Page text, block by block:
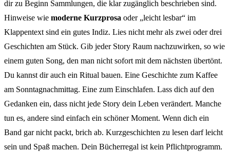
dir zu Beginn Sammlungen, die klar zugänglich beschrieben sind.
Hinweise wie moderne Kurzprosa oder „leicht lesbar“ im
Klappentext sind ein gutes Indiz. Lies nicht mehr als zwei oder drei
Geschichten am Stück. Gib jeder Story Raum nachzuwirken, so wie
einem guten Song, den man nicht sofort mit dem nächsten übertönt.
Du kannst dir auch ein Ritual bauen. Eine Geschichte zum Kaffee
am Sonntagnachmittag. Eine zum Einschlafen. Lass dich auf den
Gedanken ein, dass nicht jede Story dein Leben verändert. Manche
tun es, andere sind einfach ein schöner Moment. Wenn dich ein
Band gar nicht packt, brich ab. Kurzgeschichten zu lesen darf leicht
sein und Spaß machen. Dein Bücherregal ist kein Pflichtprogramm.